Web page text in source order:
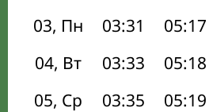
03, Пн
03:31 05:17
04, Вт
03:33 05:18
05, Ср
03:35 05:19